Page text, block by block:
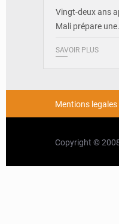
Vingt-deux ans
Mali prépare
SAVOIR PLUS
Mentions legales
Copyright ©